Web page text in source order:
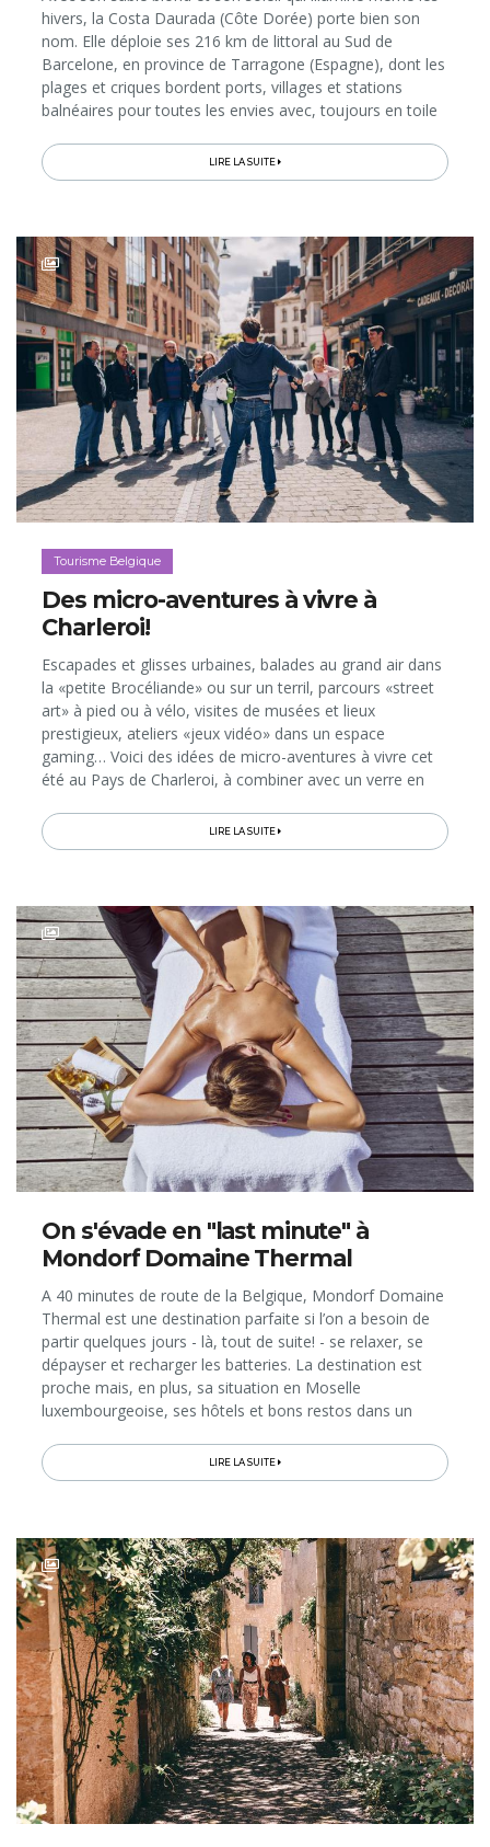
hivers, la Costa Daurada (Côte Dorée) porte bien son
nom. Elle déploie ses 216 km de littoral au Sud de
Barcelone, en province de Tarragone (Espagne), dont les
plages et criques bordent ports, villages et stations
balnéaires pour toutes les envies avec, toujours en toile
décors...
LIRE LA SUITE
Tourisme Belgique
Des micro-aventures à vivre à
Charleroi!
Escapades et glisses urbaines, balades au grand air dans
la «petite Brocéliande» ou sur un terril, parcours «street
art» à pied ou à vélo, visites de musées et lieux
prestigieux, ateliers «jeux vidéo» dans un espace
gaming… Voici des idées de micro-aventures à vivre cet
été au Pays de Charleroi, à combiner avec un verre en
LIRE LA SUITE
On s'évade en "last minute" à
Mondorf Domaine Thermal
A 40 minutes de route de la Belgique, Mondorf Domaine
Thermal est une destination parfaite si l’on a besoin de
partir quelques jours - là, tout de suite! - se relaxer, se
dépayser et recharger les batteries. La destination est
proche mais, en plus, sa situation en Moselle
luxembourgeoise, ses hôtels et bons restos dans un
et installations...
LIRE LA SUITE